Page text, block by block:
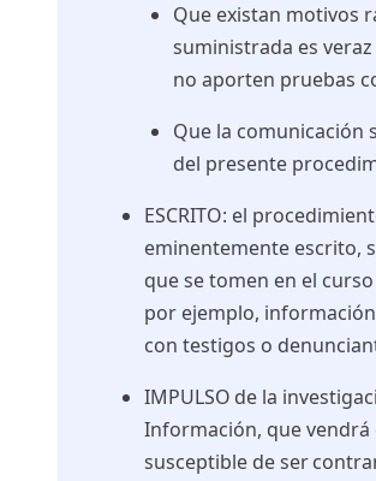
Que existan motivos
suministrada es
no aporten pruebas
Que la comunicación
del presente
ESCRITO: el
eminentemente escrito,
que se tomen en el
por ejemplo,
con testigos o
IMPULSO de la
Información, que
susceptible de ser